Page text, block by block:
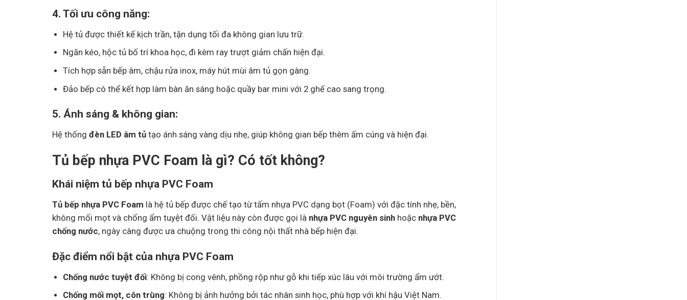
4. Tối ưu công năng:
Hệ tủ được thiết kế kịch trần, tận dụng tối đa không gian lưu trữ.
Ngăn kéo, hộc tủ bố trí khoa học, đi kèm ray trượt giảm chấn hiện đại.
Tích hợp sẵn bếp âm, chậu rửa inox, máy hút mùi âm tủ gọn gàng.
Đảo bếp có thể kết hợp làm bàn ăn sáng hoặc quầy bar mini với 2 ghế cao sang trọng.
5. Ánh sáng & không gian:
Hệ thống đèn LED âm tủ tạo ánh sáng vàng dịu nhẹ, giúp không gian bếp thêm ấm cúng và hiện đại.
Tủ bếp nhựa PVC Foam là gì? Có tốt không?
Khái niệm tủ bếp nhựa PVC Foam
Tủ bếp nhựa PVC Foam là hệ tủ bếp được chế tạo từ tấm nhựa PVC dạng bọt (Foam) với đặc tính nhẹ, bền,
không mối mọt và chống ẩm tuyệt đối. Vật liệu này còn được gọi là nhựa PVC nguyên sinh hoặc nhựa PVC
chống nước, ngày càng được ưa chuộng trong thi công nội thất nhà bếp hiện đại.
Đặc điểm nổi bật của nhựa PVC Foam
Chống nước tuyệt đối: Không bị cong vênh, phồng rộp như gỗ khi tiếp xúc lâu với môi trường ẩm ướt.
Chống mối mọt, côn trùng: Không bị ảnh hưởng bởi tác nhân sinh học, phù hợp với khí hậu Việt Nam.